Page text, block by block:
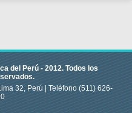
del Perú -2012.Todos los
32, Perú |Teléfono(511) 626-